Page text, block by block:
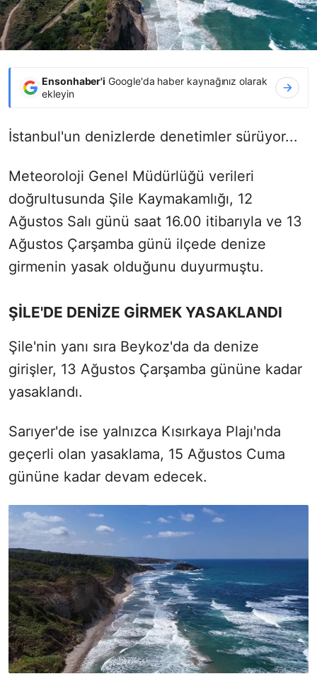
Ensonhaber'i Google'da haber kaynağınız olarak
ekleyin
İstanbul'un denizlerde denetimler sürüyor...
Meteoroloji Genel Müdürlüğü verileri
doğrultusunda Şile Kaymakamlığı, 12
Ağustos Salı günü saat 16.00 itibarıyla ve 13
Ağustos Çarşamba günü ilçede denize
girmenin yasak olduğunu duyurmuştu.
ŞİLE'DE DENİZE GİRMEK YASAKLANDI
Şile'nin yanı sıra Beykoz'da da denize
girişler, 13 Ağustos Çarşamba gününe kadar
yasaklandı.
Sarıyer'de ise yalnızca Kısırkaya Plajı'nda
geçerli olan yasaklama, 15 Ağustos Cuma
gününe kadar devam edecek.